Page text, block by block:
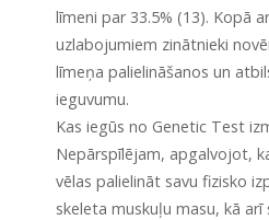
līmeni par 33.5% (13). Kopā
uzlabojumiem zinātnieki
līmeņa palielināšanos un
ieguvumu.
Kas iegūs no Genetic Test
Nepārspīlējam, apgalvojot,
vēlas palielināt savu fizisko
skeleta muskuļu masu, kā arī